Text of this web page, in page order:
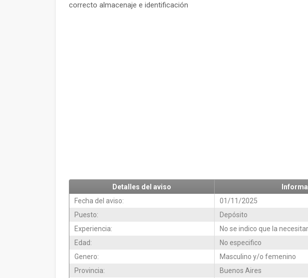
correcto almacenaje e identificación
Detalles del aviso
Fecha del aviso:
01/11/2025
Puesto:
Depósito
Experiencia:
No se indico que la
Edad:
No especifico
Genero:
Masculino y/o femenino
Provincia:
Buenos Aires